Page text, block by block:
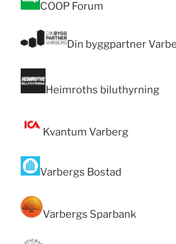
COOP Forum
Din byggpartner
Heimroths biluthyrning
Kvantum Varberg
Varbergs Bostad
Varbergs Sparbank